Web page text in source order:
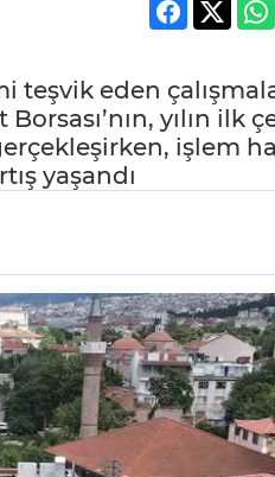
teşvik eden
yılın ilk
işlem
yaşandı